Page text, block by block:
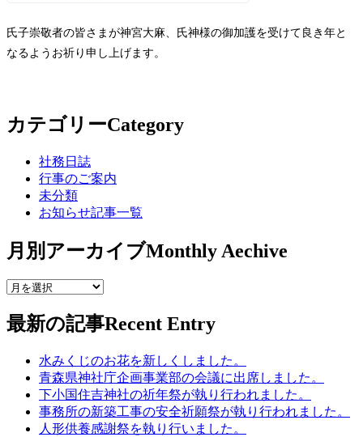
氏子崇敬者の皆さまが神宮大麻、氏神様の御加護を受けて良き年と
なるようお祈り申し上げます。
カテゴリーCategory
社務日誌
行事のご案内
未分類
お知らせ記事一覧
月別アーカイブMonthly Aechive
最新の記事Recent Entry
水みくじのお花を新しくしました。
青森県神社庁企画事業部の会議に出席しました。
下小国住吉神社の祈年祭が執り行われました。
事務所の新築工事の安全祈願祭が執り行われました。
人形供養感謝祭を執り行いました。